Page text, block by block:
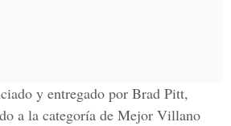
y entregado por Brad Pitt,
a la categoría de Mejor Villano